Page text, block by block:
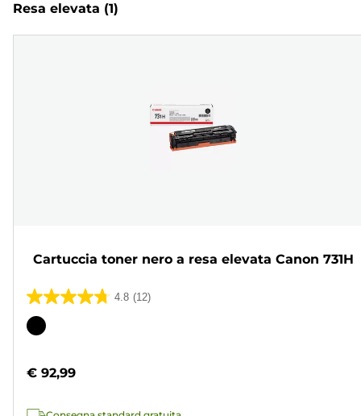
Resa elevata (1)
Cartuccia toner nero a resa elevata Canon 731H
4.8 (12)
4.8
su
12
Cartuccia
€ 92,99